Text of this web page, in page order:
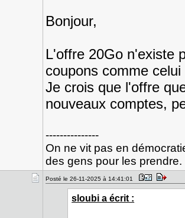
Bonjour,
L'offre 20Go n'existe
coupons comme
Je crois que l'offre
nouveaux comptes,
---------------
On ne vit pas en
des gens pour les prendre.
Posté le 26-11-2025 à 14:41:01
sloubi a écrit :